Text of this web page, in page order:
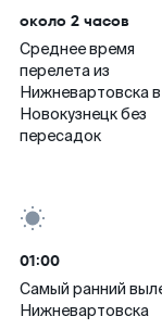
около 2 часов
Среднее время
перелета из
Нижневартовска в
Новокузнецк без
пересадок
01:00
Самый ранний
Нижневартовска